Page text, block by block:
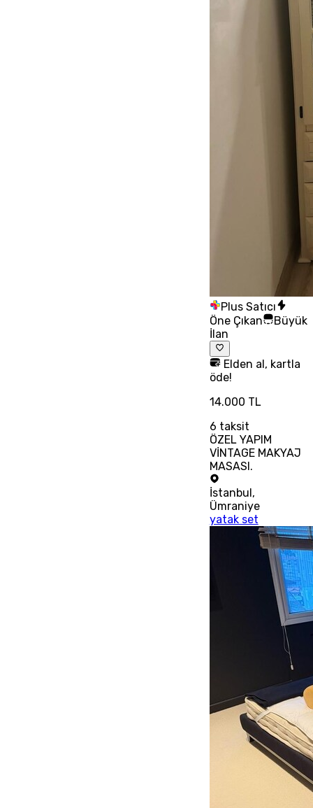
Plus Satıcı
Öne Çıkan
Büyük
İlan
Elden al, kartla
öde!
14.000 TL
6 taksit
ÖZEL YAPIM
VİNTAGE MAKYAJ
MASASI.
İstanbul,
Ümraniye
yatak set